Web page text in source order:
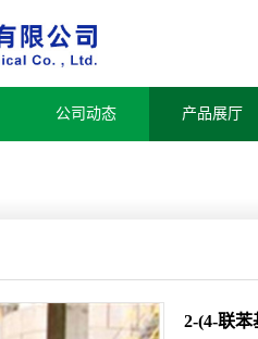
公司动态 产品展厅
2-(4-联苯